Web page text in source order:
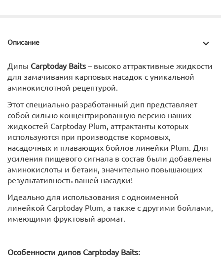
Описание
Дипы Carptoday Baits – высоко аттрактивные жидкости
для замачивания карповых насадок с уникальной
аминокислотной рецептурой.
Этот специально разработанный дип представляет
собой сильно концентрированную версию наших
жидкостей Carptoday Plum, аттрактанты которых
используются при производстве кормовых,
насадочных и плавающих бойлов линейки Plum. Для
усиления пищевого сигнала в состав были добавлены
аминокислоты и бетаин, значительно повышающих
результативность вашей насадки!
Идеально для использования с одноименной
линейкой Carptoday Plum, а также с другими бойлами,
имеющими фруктовый аромат.
Особенности дипов Carptoday Baits: